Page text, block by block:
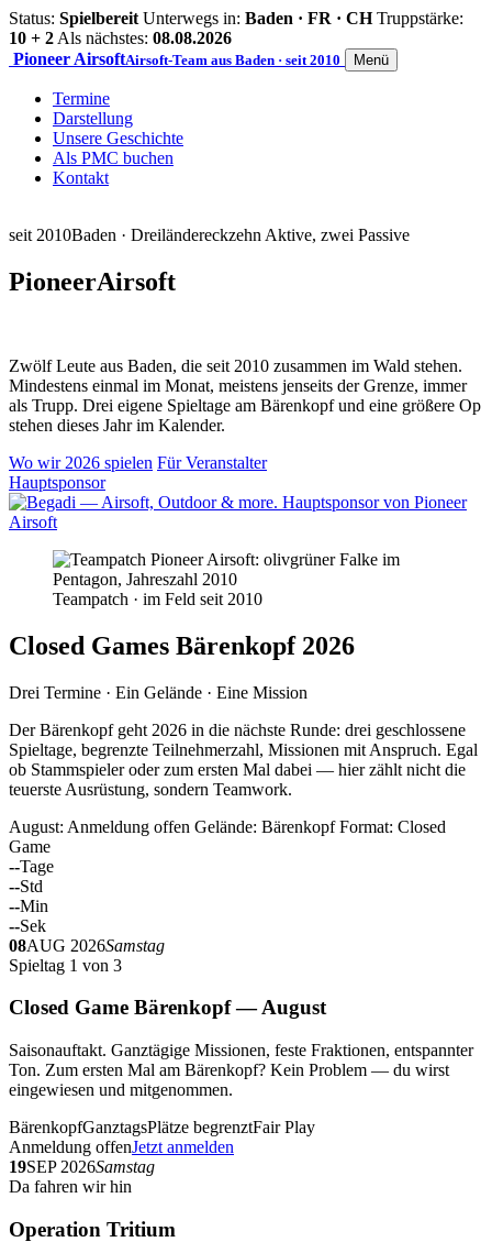
Status: Spielbereit Unterwegs in: Baden · FR · CH Truppstärke:
10 + 2 Als nächstes: 08.08.2026
Pioneer AirsoftAirsoft-Team aus Baden · seit 2010 Menü
Termine
Darstellung
Unsere Geschichte
Als PMC buchen
Kontakt
seit 2010Baden · Dreiländereckzehn Aktive, zwei Passive
PioneerAirsoft
Zwölf Leute aus Baden, die seit 2010 zusammen im Wald stehen.
Mindestens einmal im Monat, meistens jenseits der Grenze, immer
als Trupp. Drei eigene Spieltage am Bärenkopf und eine größere Op
stehen dieses Jahr im Kalender.
Wo wir 2026 spielen Für Veranstalter
Hauptsponsor
Teampatch · im Feld seit 2010
Closed Games Bärenkopf 2026
Drei Termine · Ein Gelände · Eine Mission
Der Bärenkopf geht 2026 in die nächste Runde: drei geschlossene
Spieltage, begrenzte Teilnehmerzahl, Missionen mit Anspruch. Egal
ob Stammspieler oder zum ersten Mal dabei — hier zählt nicht die
teuerste Ausrüstung, sondern Teamwork.
August: Anmeldung offen Gelände: Bärenkopf Format: Closed
Game
--Tage
--Std
--Min
--Sek
08AUG 2026Samstag
Spieltag 1 von 3
Closed Game Bärenkopf — August
Saisonauftakt. Ganztägige Missionen, feste Fraktionen, entspannter
Ton. Zum ersten Mal am Bärenkopf? Kein Problem — du wirst
eingewiesen und mitgenommen.
BärenkopfGanztagsPlätze begrenztFair Play
Anmeldung offenJetzt anmelden
19SEP 2026Samstag
Da fahren wir hin
Operation Tritium